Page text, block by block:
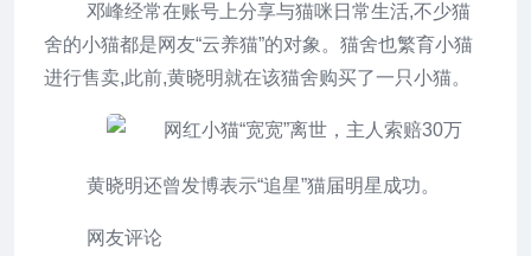
邓峰经常在账号上分享与猫咪日常生活,不少猫
舍的小猫都是网友“云养猫”的对象。猫舍也繁育小猫
进行售卖,此前,黄晓明就在该猫舍购买了一只小猫。
黄晓明还曾发博表示“追星”猫届明星成功。
网友评论